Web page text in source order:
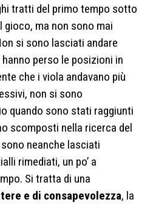
tratti del primo tempo sotto
ma non sono mai
si sono lasciati andare
perso le posizioni in
che i viola andavano più
non si sono
quando sono stati raggiunti
scomposti nella ricerca del
neanche lasciati
rimediati, un po’ a
Si tratta di una
e di consapevolezza, la